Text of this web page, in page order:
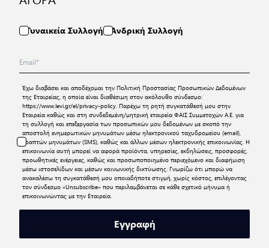
Γυναικεία Συλλογή Ανδρική Συλλογή
Έχω διαβάσει και αποδέχομαι την Πολιτική Προστασίας Προσωπικών Δεδομένων
της Εταιρείας, η οποία είναι διαθέσιμη στον ακόλουθο σύνδεσμο:
https://www.levi.gr/el/privacy-policy. Παρέχω τη ρητή συγκατάθεσή μου στην
Εταιρεία καθώς και στη συνδεδεμένη/μητρική εταιρεία ΦΑΙΣ Συμμετοχών Α.Ε. για
τη συλλογή και επεξεργασία των προσωπικών μου δεδομένων με σκοπό την
αποστολή ενημερωτικών μηνυμάτων μέσω ηλεκτρονικού ταχυδρομείου (email),
γραπτών μηνυμάτων (SMS), καθώς και άλλων μέσων ηλεκτρονικής επικοινωνίας. Η
επικοινωνία αυτή μπορεί να αφορά προϊόντα, υπηρεσίες, εκδηλώσεις, προσφορές,
προωθητικές ενέργειες, καθώς και προσωποποιημένο περιεχόμενο και διαφήμιση
μέσω ιστοσελίδων και μέσων κοινωνικής δικτύωσης. Γνωρίζω ότι μπορώ να
ανακαλέσω τη συγκατάθεσή μου οποιαδήποτε στιγμή, χωρίς κόστος, επιλέγοντας
τον σύνδεσμο «Unsubscribe» που περιλαμβάνεται σε κάθε σχετικό μήνυμα ή
επικοινωνώντας με την Εταιρεία.
Εγγραφή